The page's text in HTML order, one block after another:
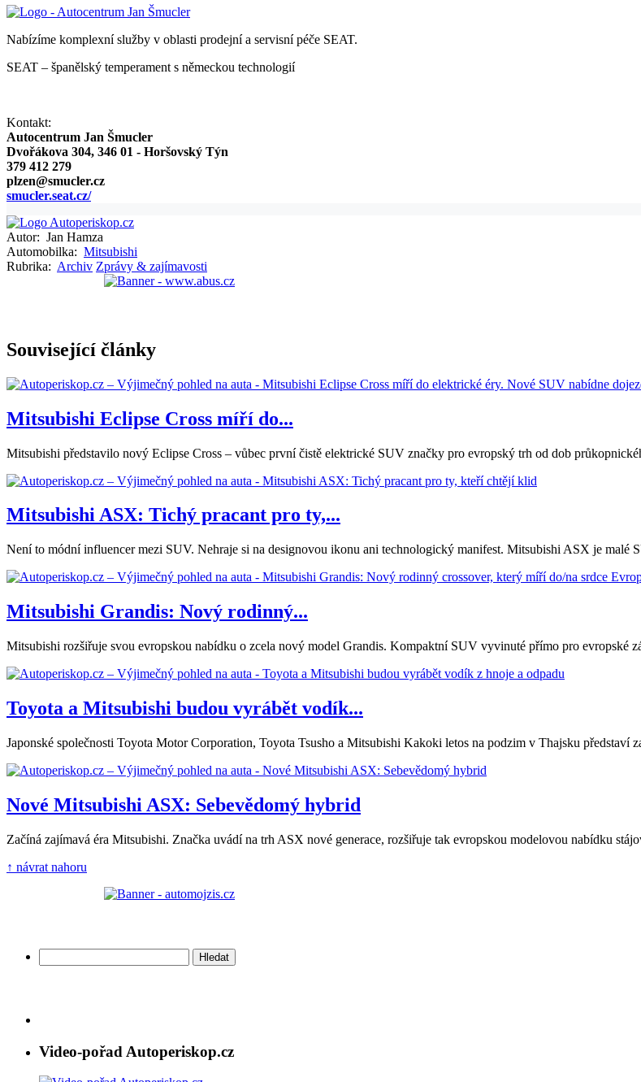
Nabízíme komplexní služby v oblasti prodejní a servisní péče SEAT.
SEAT – španělský temperament s německou technologií
Kontakt:
Autocentrum Jan Šmucler
Dvořákova 304, 346 01 - Horšovský Týn
379 412 279
plzen@smucler.cz
smucler.seat.cz/
Autor: Jan Hamza
Automobilka: Mitsubishi
Rubrika: Archiv Zprávy & zajímavosti
Související články
Mitsubishi Eclipse Cross míří do...
Mitsubishi představilo nový Eclipse Cross – vůbec první čistě elektrické SUV značky pro evropský trh od dob
Mitsubishi ASX: Tichý pracant pro ty,...
Není to módní influencer mezi SUV. Nehraje si na designovou ikonu ani technologický manifest. Mitsubishi ASX je
Mitsubishi Grandis: Nový rodinný...
Mitsubishi rozšiřuje svou evropskou nabídku o zcela nový model Grandis. Kompaktní SUV vyvinuté přímo pro evropské
Toyota a Mitsubishi budou vyrábět vodík...
Japonské společnosti Toyota Motor Corporation, Toyota Tsusho a Mitsubishi Kakoki letos na podzim v Thajsku
Nové Mitsubishi ASX: Sebevědomý hybrid
Začíná zajímavá éra Mitsubishi. Značka uvádí na trh ASX nové generace, rozšiřuje tak evropskou modelovou nabídku
↑ návrat nahoru
Video-pořad Autoperiskop.cz